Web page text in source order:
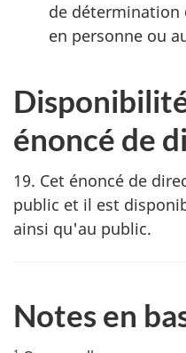
de détermination
en personne ou
énoncé de
19. Cet énoncé de
public et il est
ainsi qu'au public.
Notes en